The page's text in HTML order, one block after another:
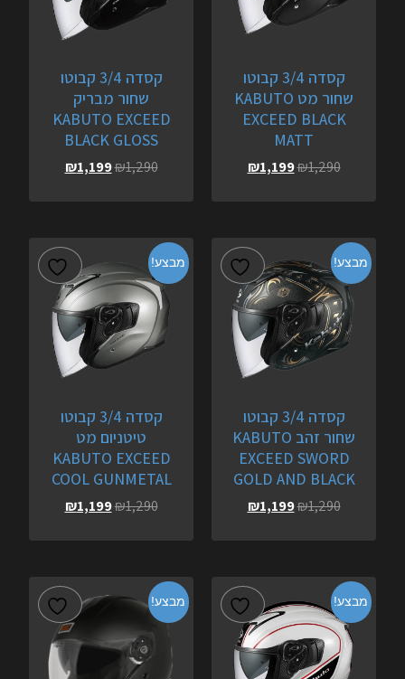
קסדה 3/4 קבוטו
שחור מט KABUTO
EXCEED BLACK
MATT
₪1,290
₪1,199
קסדה 3/4 קבוטו
שחור מבריק
KABUTO EXCEED
BLACK GLOSS
₪1,290
₪1,199
מבצע!
קסדה 3/4 קבוטו
שחור זהב KABUTO
EXCEED SWORD
GOLD AND BLACK
₪1,290
₪1,199
מבצע!
קסדה 3/4 קבוטו
טיטניום מט
KABUTO EXCEED
COOL GUNMETAL
₪1,290
₪1,199
מבצע! מבצע!